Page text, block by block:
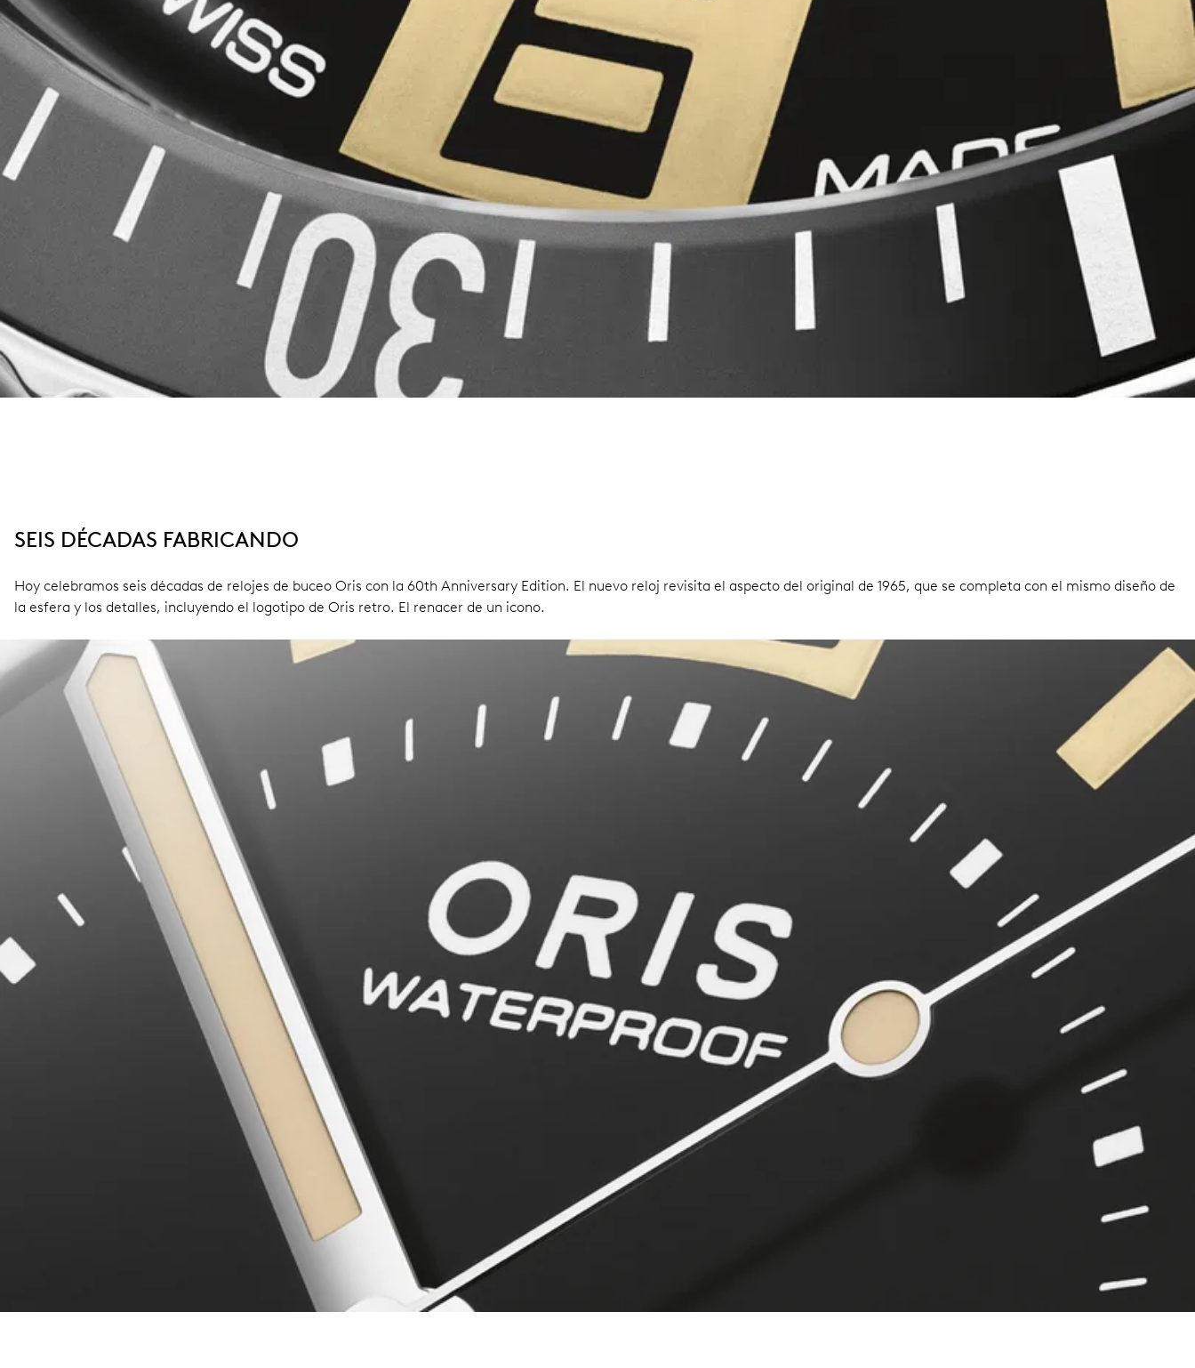
SEIS DÉCADAS FABRICANDO
Hoy celebramos seis décadas de relojes de buceo Oris con la 60th Anniversary Edition. El nuevo reloj revisita el aspecto del original de 1965, que se completa con el mismo diseño de
la esfera y los detalles, incluyendo el logotipo de Oris retro. El renacer de un icono.